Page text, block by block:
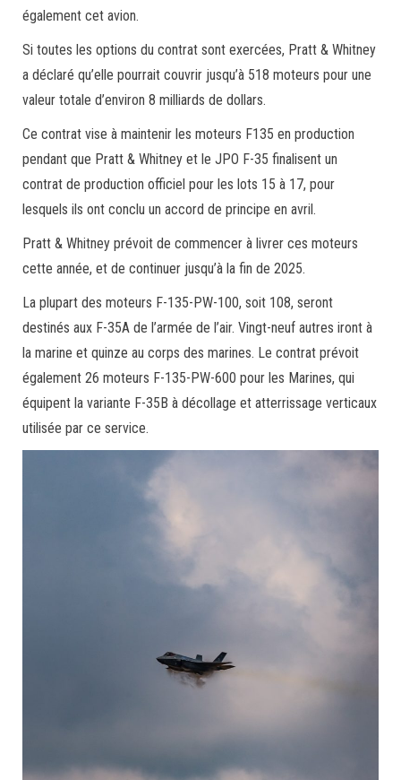
également cet avion.
Si toutes les options du contrat sont exercées, Pratt & Whitney
a déclaré qu’elle pourrait couvrir jusqu’à 518 moteurs pour une
valeur totale d’environ 8 milliards de dollars.
Ce contrat vise à maintenir les moteurs F135 en production
pendant que Pratt & Whitney et le JPO F-35 finalisent un
contrat de production officiel pour les lots 15 à 17, pour
lesquels ils ont conclu un accord de principe en avril.
Pratt & Whitney prévoit de commencer à livrer ces moteurs
cette année, et de continuer jusqu’à la fin de 2025.
La plupart des moteurs F-135-PW-100, soit 108, seront
destinés aux F-35A de l’armée de l’air. Vingt-neuf autres iront à
la marine et quinze au corps des marines. Le contrat prévoit
également 26 moteurs F-135-PW-600 pour les Marines, qui
équipent la variante F-35B à décollage et atterrissage verticaux
utilisée par ce service.